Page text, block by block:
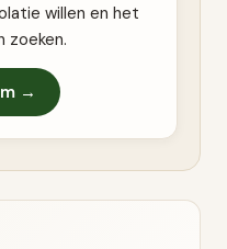
willen en het
zoeken.
→